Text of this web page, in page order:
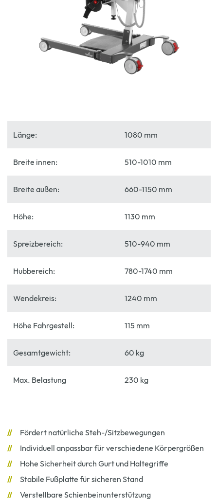
Länge: 1080 mm
Breite innen: 510-1010 mm
Breite außen: 660-1150 mm
Höhe: 1130 mm
Spreizbereich: 510-940 mm
Hubbereich: 780-1740 mm
Wendekreis: 1240 mm
Höhe Fahrgestell: 115 mm
Gesamtgewicht: 60 kg
Max. Belastung 230 kg
Fördert natürliche Steh-/Sitzbewegungen
Individuell anpassbar für verschiedene Körpergrößen
Hohe Sicherheit durch Gurt und Haltegriffe
Stabile Fußplatte für sicheren Stand
Verstellbare Schienbeinunterstützung